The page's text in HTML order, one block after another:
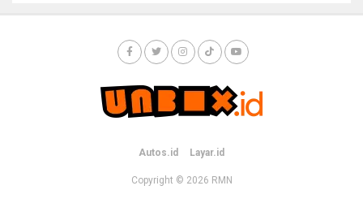
Autos.id Layar.id
Copyright © 2026 RMN